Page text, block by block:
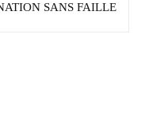
SANS FAILLE